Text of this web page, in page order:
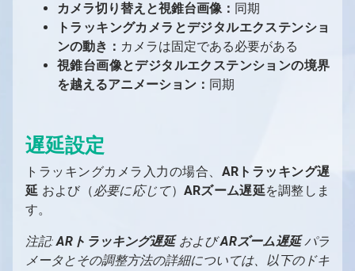
カメラ切り替えと視錐台画像： 同期
トラッキングカメラとデジタルエクステンショ
ンの動き： カメラは固定である必要がある
視錐台画像とデジタルエクステンションの境界
を越えるアニメーション： 同期
遅延設定
トラッキングカメラ入力の場合、 ARトラッキング遅
延 および（ 必要に応じて） ARズーム遅延を調整しま
す。
注記:ARトラッキング遅延およびARズーム遅延パラ
メータとその調整方法の詳細については、以下のドキ
1